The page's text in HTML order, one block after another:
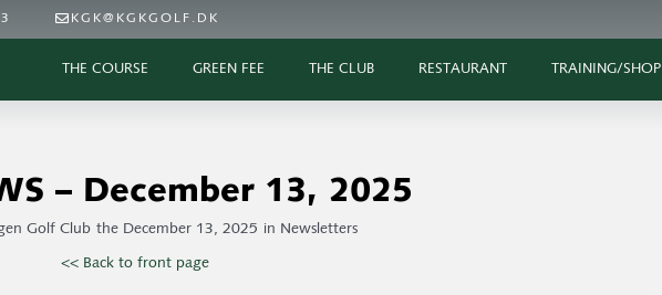
KGK@KGKGOLF.DK
THE COURSE GREEN FEE THE CLUB RESTAURANT TRAINING/SHOP
– December 13, 2025
Golf Club the December 13, 2025 in Newsletters
<< Back to front page